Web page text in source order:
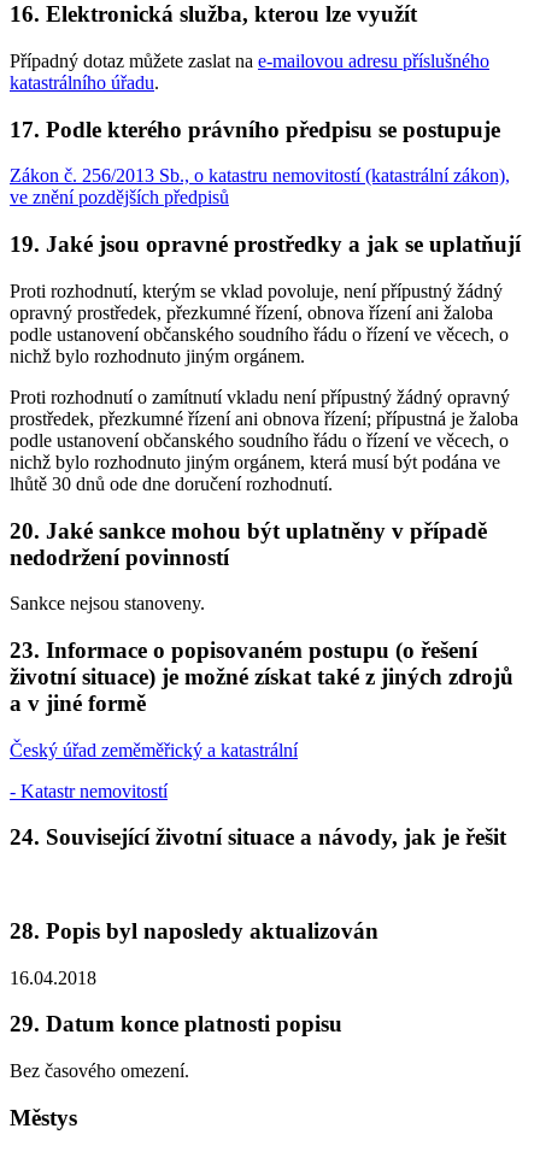
16. Elektronická služba, kterou lze využít
Případný dotaz můžete zaslat na e-mailovou adresu příslušného
katastrálního úřadu.
17. Podle kterého právního předpisu se postupuje
Zákon č. 256/2013 Sb., o katastru nemovitostí (katastrální zákon),
ve znění pozdějších předpisů
19. Jaké jsou opravné prostředky a jak se uplatňují
Proti rozhodnutí, kterým se vklad povoluje, není přípustný žádný
opravný prostředek, přezkumné řízení, obnova řízení ani žaloba
podle ustanovení občanského soudního řádu o řízení ve věcech, o
nichž bylo rozhodnuto jiným orgánem.
Proti rozhodnutí o zamítnutí vkladu není přípustný žádný opravný
prostředek, přezkumné řízení ani obnova řízení; přípustná je žaloba
podle ustanovení občanského soudního řádu o řízení ve věcech, o
nichž bylo rozhodnuto jiným orgánem, která musí být podána ve
lhůtě 30 dnů ode dne doručení rozhodnutí.
20. Jaké sankce mohou být uplatněny v případě
nedodržení povinností
Sankce nejsou stanoveny.
23. Informace o popisovaném postupu (o řešení
životní situace) je možné získat také z jiných zdrojů
a v jiné formě
Český úřad zeměměřický a katastrální
- Katastr nemovitostí
24. Související životní situace a návody, jak je řešit
28. Popis byl naposledy aktualizován
16.04.2018
29. Datum konce platnosti popisu
Bez časového omezení.
Městys